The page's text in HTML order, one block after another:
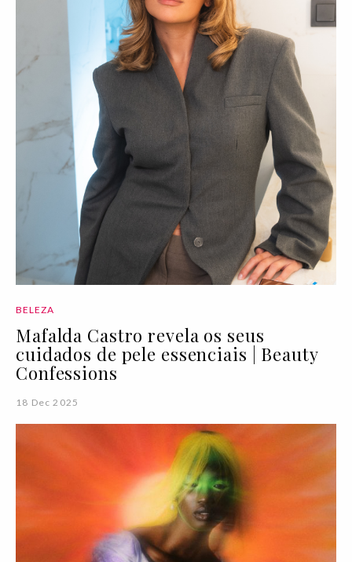
BELEZA
Mafalda Castro revela os seus
cuidados de pele essenciais | Beauty
Confessions
18 Dec 2025